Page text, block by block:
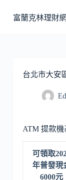
至
富蘭克林理財網
台北市大安
ATM 提款
可領取
年普發現
6000元